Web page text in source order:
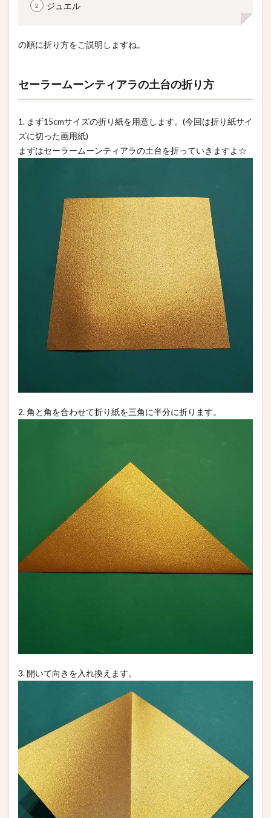
ジュエル
の順に折り方をご説明しますね。
セーラームーンティアラの土台の折り方
1. まず15cmサイズの折り紙を用意します。(今回は折り紙サイ
ズに切った画用紙)
まずはセーラームーンティアラの土台を折っていきますよ☆
2. 角と角を合わせて折り紙を三角に半分に折ります。
3. 開いて向きを入れ換えます。